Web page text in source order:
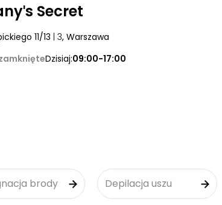
Secret
11/13 | 3, Warszawa
Dzisiaj:09:00-17:00
brody Depilacja uszu